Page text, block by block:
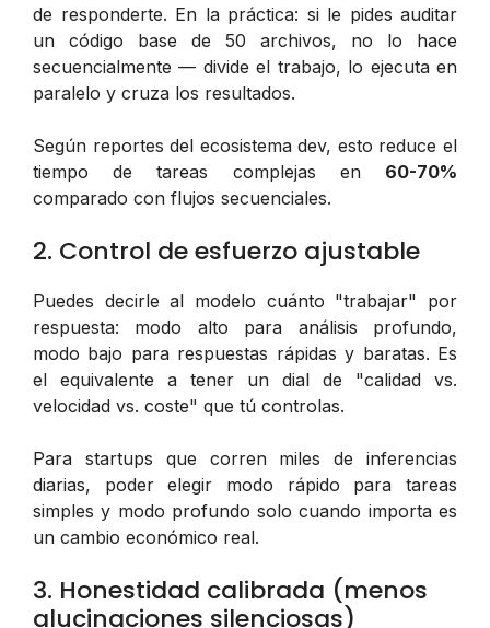
de responderte. En la práctica: si le pides auditar
un código base de 50 archivos, no lo hace
secuencialmente — divide el trabajo, lo ejecuta en
paralelo y cruza los resultados.
Según reportes del ecosistema dev, esto reduce el
tiempo de tareas complejas en 60-70%
comparado con flujos secuenciales.
2. Control de esfuerzo ajustable
Puedes decirle al modelo cuánto "trabajar" por
respuesta: modo alto para análisis profundo,
modo bajo para respuestas rápidas y baratas. Es
el equivalente a tener un dial de "calidad vs.
velocidad vs. coste" que tú controlas.
Para startups que corren miles de inferencias
diarias, poder elegir modo rápido para tareas
simples y modo profundo solo cuando importa es
un cambio económico real.
3. Honestidad calibrada (menos
alucinaciones silenciosas)